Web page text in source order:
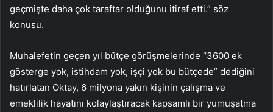
geçmişte daha çok taraftar olduğunu itiraf etti.” söz
konusu.
Muhalefetin geçen yıl bütçe görüşmelerinde “3600 ek
gösterge yok, istihdam yok, işçi yok bu bütçede” dediğini
hatırlatan Oktay, 6 milyona yakın kişinin çalışma ve
emeklilik hayatını kolaylaştıracak kapsamlı bir yumuşatma